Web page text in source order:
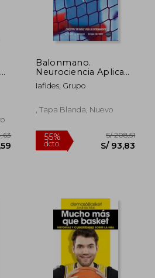
Balonmano.
Neurociencia Aplicada
al Portero: Concepto
y 50 Tareas Para su
Iafides, Grupo
, Tapa Blanda, Nuevo